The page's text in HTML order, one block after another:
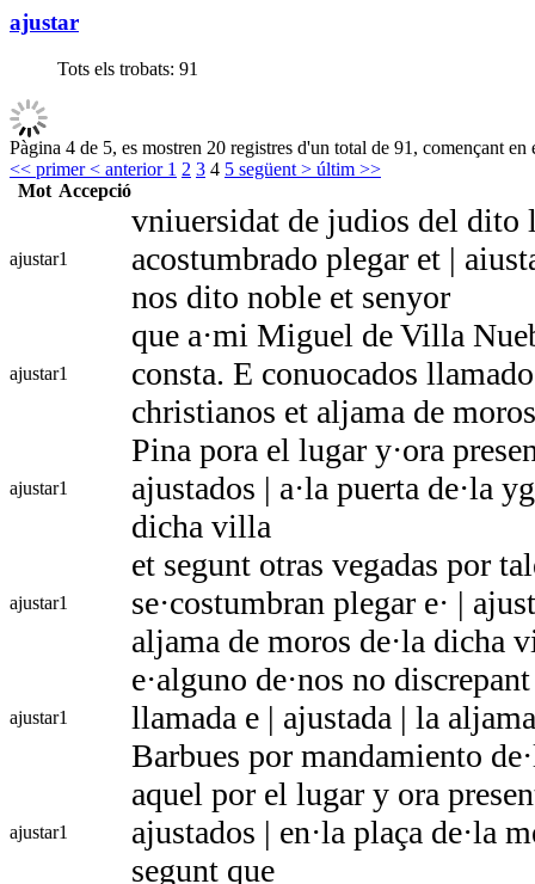
ajustar
Tots els trobats: 91
Pàgina 4 de 5, es mostren 20 registres d'un total de 91, començant
<< primer< anterior 1 2 3 4 5 següent > últim >>
Mot Accepció
ajustar1
vniuersidat de judios del dito
acostumbrado plegar et |
nos dito noble et senyor
ajustar1
que a·mi Miguel de Villa
consta. E conuocados
christianos et aljama de
ajustar1
Pina pora el lugar y·ora
ajustados | a·la puerta de·la
dicha villa
ajustar1
et segunt otras vegadas por
se·costumbran plegar e· |
aljama de moros de·la dicha
ajustar1
e·alguno de·nos no
llamada e | ajustada | la
Barbues por mandamiento
ajustar1
aquel por el lugar y ora
ajustados | en·la plaça de·la
segunt que